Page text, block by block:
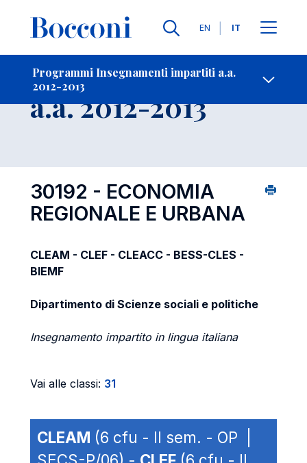
Lingue
EN IT
Programmi Insegnamenti impartiti a.a.
2012-2013
-
Insegnamento
a.a. 2012-2013
30192 - ECONOMIA
REGIONALE E URBANA
CLEAM - CLEF - CLEACC - BESS-CLES -
BIEMF
Dipartimento di Scienze sociali e politiche
Insegnamento impartito in lingua italiana
Vai alle classi: 31
CLEAM (6 cfu - II sem. - OP |